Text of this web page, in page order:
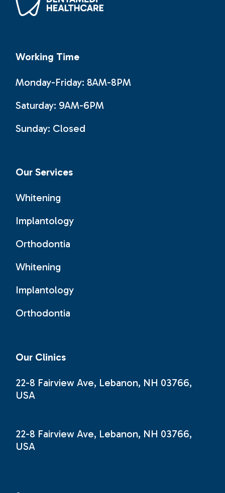
Working Time
Monday-Friday: 8AM-8PM
Saturday: 9AM-6PM
Sunday: Closed
Our Services
Whitening
Implantology
Orthodontia
Whitening
Implantology
Orthodontia
Our Clinics
22-8 Fairview Ave, Lebanon, NH 03766,
USA
22-8 Fairview Ave, Lebanon, NH 03766,
USA